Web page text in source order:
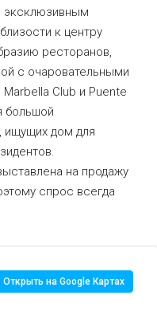
эксклюзивным
к центру
ресторанов,
с очаровательными
Club и Puente
большой
ищущих дом для
на продажу
спрос всегда
Открыть на Google Картах